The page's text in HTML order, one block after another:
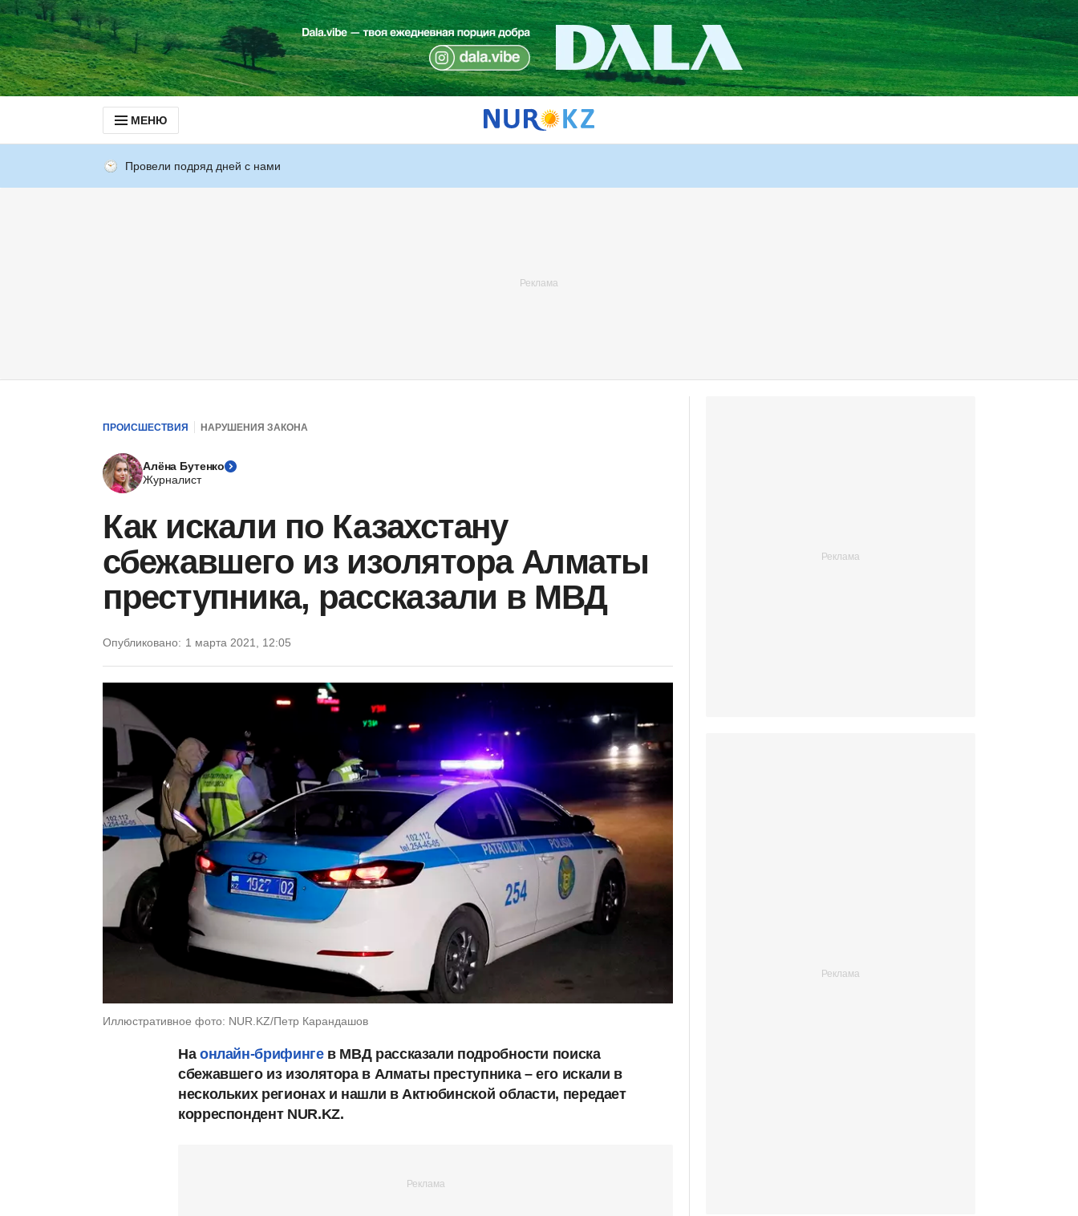
МЕНЮ
Провели подряд дней с нами
ПРОИСШЕСТВИЯ НАРУШЕНИЯ ЗАКОНА
Алёна Бутенко
Журналист
Как искали по Казахстану
сбежавшего из изолятора Алматы
преступника, рассказали в МВД
Опубликовано: 1 марта 2021, 12:05
Иллюстративное фото: NUR.KZ/Петр Карандашов
На онлайн-брифингев МВД рассказали подробности поиска
сбежавшего из изолятора в Алматы преступника – его искали в
нескольких регионах и нашли в Актюбинской области, передает
корреспондент NUR.KZ.